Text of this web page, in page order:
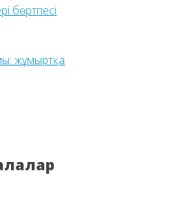
бөртпесі
жұмыртқа